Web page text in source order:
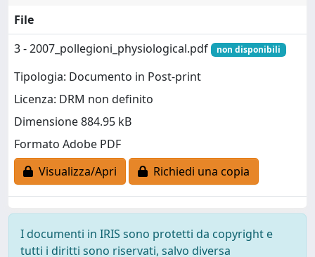
File
3 - 2007_pollegioni_physiological.pdf
non disponibili
Tipologia: Documento in Post-print
Licenza: DRM non definito
Dimensione 884.95 kB
Formato Adobe PDF
Visualizza/Apri
Richiedi una copia
I documenti in IRIS sono protetti da copyright e
tutti i diritti sono riservati, salvo diversa